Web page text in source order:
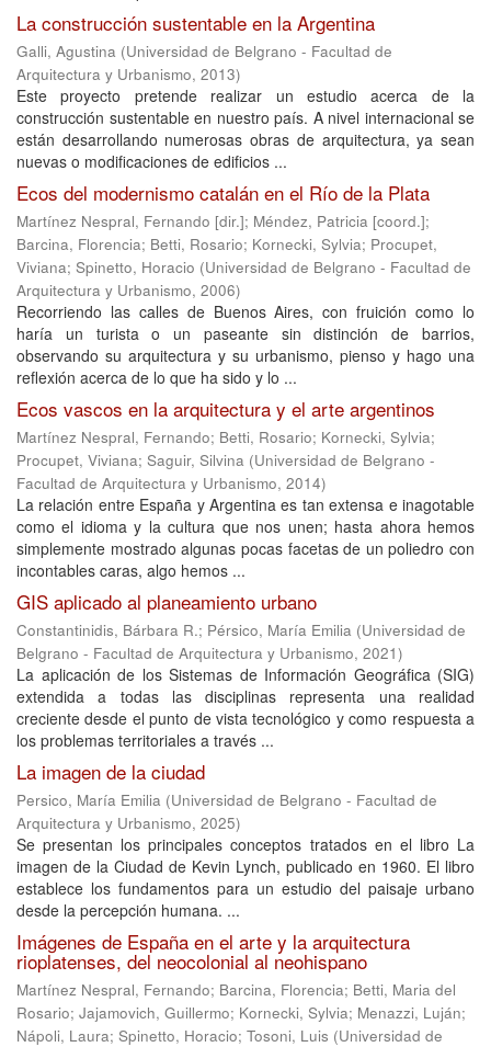
La construcción sustentable en la Argentina
Galli, Agustina (Universidad de Belgrano - Facultad de
Arquitectura y Urbanismo, 2013)
Este proyecto pretende realizar un estudio acerca de la
construcción sustentable en nuestro país. A nivel internacional se
están desarrollando numerosas obras de arquitectura, ya sean
nuevas o modificaciones de edificios ...
Ecos del modernismo catalán en el Río de la Plata
Martínez Nespral, Fernando [dir.]; Méndez, Patricia [coord.];
Barcina, Florencia; Betti, Rosario; Kornecki, Sylvia; Procupet,
Viviana; Spinetto, Horacio (Universidad de Belgrano - Facultad de
Arquitectura y Urbanismo, 2006)
Recorriendo las calles de Buenos Aires, con fruición como lo
haría un turista o un paseante sin distinción de barrios,
observando su arquitectura y su urbanismo, pienso y hago una
reflexión acerca de lo que ha sido y lo ...
Ecos vascos en la arquitectura y el arte argentinos
Martínez Nespral, Fernando; Betti, Rosario; Kornecki, Sylvia;
Procupet, Viviana; Saguir, Silvina (Universidad de Belgrano -
Facultad de Arquitectura y Urbanismo, 2014)
La relación entre España y Argentina es tan extensa e inagotable
como el idioma y la cultura que nos unen; hasta ahora hemos
simplemente mostrado algunas pocas facetas de un poliedro con
incontables caras, algo hemos ...
GIS aplicado al planeamiento urbano
Constantinidis, Bárbara R.; Pérsico, María Emilia (Universidad de
Belgrano - Facultad de Arquitectura y Urbanismo, 2021)
La aplicación de los Sistemas de Información Geográfica (SIG)
extendida a todas las disciplinas representa una realidad
creciente desde el punto de vista tecnológico y como respuesta a
los problemas territoriales a través ...
La imagen de la ciudad
Persico, María Emilia (Universidad de Belgrano - Facultad de
Arquitectura y Urbanismo, 2025)
Se presentan los principales conceptos tratados en el libro La
imagen de la Ciudad de Kevin Lynch, publicado en 1960. El libro
establece los fundamentos para un estudio del paisaje urbano
desde la percepción humana. ...
Imágenes de España en el arte y la arquitectura
rioplatenses, del neocolonial al neohispano
Martínez Nespral, Fernando; Barcina, Florencia; Betti, Maria del
Rosario; Jajamovich, Guillermo; Kornecki, Sylvia; Menazzi, Luján;
Nápoli, Laura; Spinetto, Horacio; Tosoni, Luis (Universidad de